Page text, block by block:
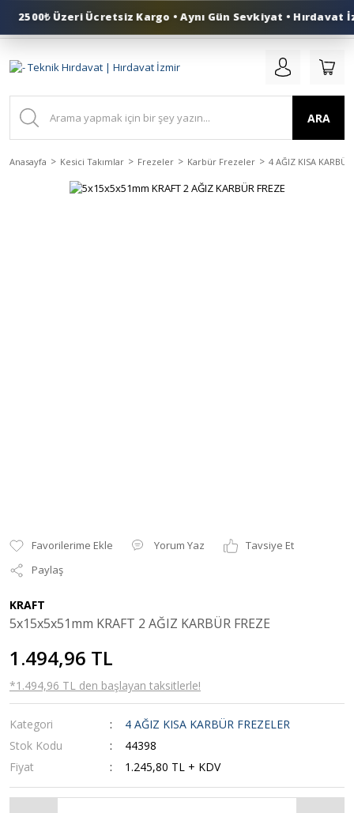
0 (553) 324 41 50
ARA
Anasayfa Kesici Takımlar Frezeler Karbür Frezeler 4 AĞIZ KISA KARBÜR
Yorum Yaz
Tavsiye Et
Paylaş
KRAFT
5x15x5x51mm KRAFT 2 AĞIZ KARBÜR FREZE
1.494,96 TL
*1.494,96 TL den başlayan taksitlerle!
Kategori
4 AĞIZ KISA KARBÜR FREZELER
Stok Kodu
44398
Fiyat
1.245,80 TL + KDV
2500₺ Üzeri Ücretsiz Kargo • Aynı Gün Sevkiyat • Hırdavat